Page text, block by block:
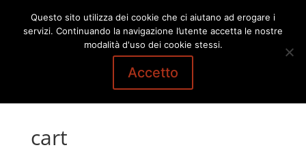
cart
Questo sito utilizza dei cookie che ci aiutano ad erogare i
servizi. Continuando la navigazione l’utente accetta le nostre
modalità d'uso dei cookie stessi.
Accetto